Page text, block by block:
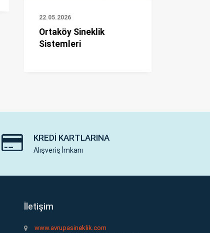
22.05.2026
Ortaköy Sineklik
Sistemleri
KREDI KARTLARINA
Alışveriş İmkanı
İletişim
www.avrupasineklik.com